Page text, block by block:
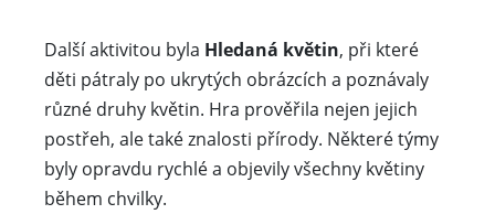
Další aktivitou byla Hledaná květin, při které
děti pátraly po ukrytých obrázcích a poznávaly
různé druhy květin. Hra prověřila nejen jejich
postřeh, ale také znalosti přírody. Některé týmy
byly opravdu rychlé a objevily všechny květiny
během chvilky.